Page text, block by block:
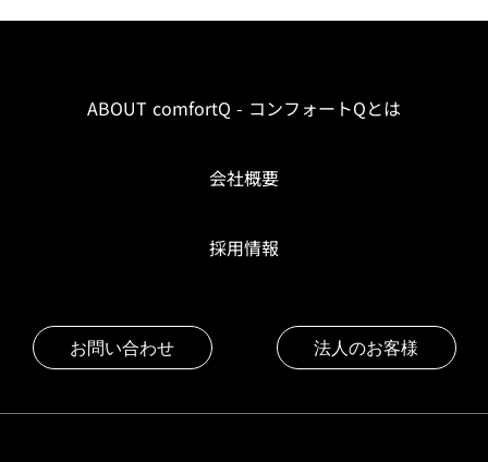
ABOUT comfortQ - コンフォートQとは
会社概要
採用情報
お問い合わせ 法人のお客様